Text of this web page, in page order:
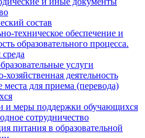
состав
техническое обеспечение и
образовательного процесса.
услуги
деятельность
места для приема (перевода)
и меры поддержки обучающихся
сотрудничество
питания в образовательной